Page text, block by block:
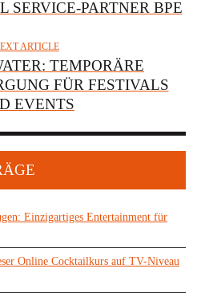
SERVICE-PARTNER BPE
ARTICLE
TEMPORÄRE
FÜR FESTIVALS
EVENTS
Einzigartiges Entertainment für
Online Cocktailkurs auf TV-Niveau